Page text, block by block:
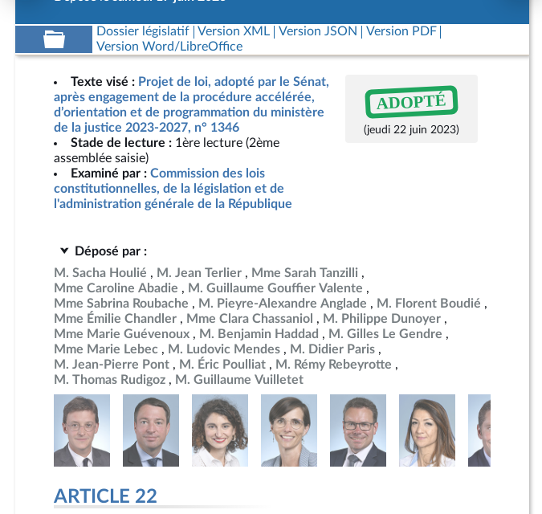
Date de dépôt
15 juin 2023
Dossier législatif Version XML Version JSON
Version PDF
Version Word/LibreOffice
Texte visé : Projet de loi, adopté par le Sénat,
après engagement de la procédure accélérée,
d’orientation et de programmation du ministère
de la justice 2023-2027, n° 1346
Stade de lecture : 1ère lecture (2ème
assemblée saisie)
Examiné par : Commission des lois
constitutionnelles, de la législation et de
l'administration générale de la République
ADOPTÉ
(jeudi 22 juin 2023)
Déposé par :
M. Sacha Houlié
M. Jean Terlier
Mme Sarah Tanzilli
Mme Caroline Abadie
M. Guillaume Gouffier Valente
Mme Sabrina Roubache
M. Pieyre-Alexandre Anglade
M. Florent Boudié
Mme Émilie Chandler
Mme Clara Chassaniol
M. Philippe Dunoyer
Mme Marie Guévenoux
M. Benjamin Haddad
M. Gilles Le Gendre
Mme Marie Lebec
M. Ludovic Mendes
M. Didier Paris
M. Jean-Pierre Pont
M. Éric Poulliat
M. Rémy Rebeyrotte
M. Thomas Rudigoz
M. Guillaume Vuilletet
ARTICLE 22